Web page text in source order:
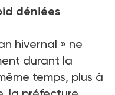
déniées
hivernal » ne
durant la
temps, plus à